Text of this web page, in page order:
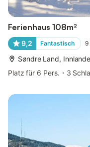
Ferienhaus 108m²
9,2 Fantastisch 9
Søndre Land,
Platz für 6 Pers.
3